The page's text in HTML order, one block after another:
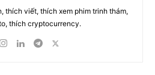
thích viết, thích xem phim trinh thám,
thích cryptocurrency.